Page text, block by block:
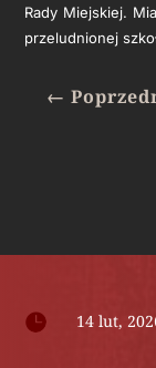
Rady Miejskiej.
przeludnionej
←
 14 lut,